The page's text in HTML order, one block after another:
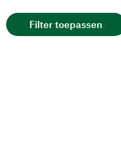
Filter toepassen